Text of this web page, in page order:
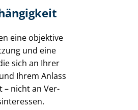
eine objektive
und eine
sich an Ihrer
Ihrem Anlass
– nicht an Ver­